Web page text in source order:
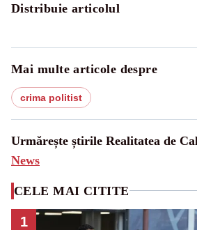
Distribuie articolul
Mai multe articole despre
crima politist
Urmărește știrile Realitatea de
News
CELE MAI CITITE
1